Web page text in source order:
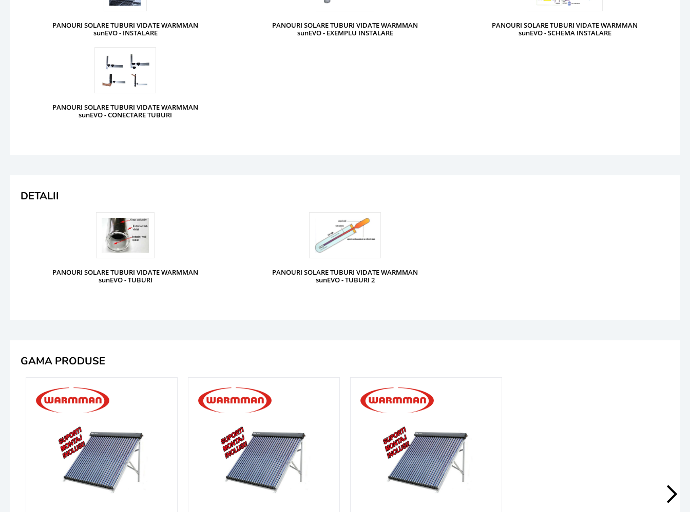
PANOURI SOLARE TUBURI VIDATE WARMMAN
sunEVO - INSTALARE
PANOURI SOLARE TUBURI VIDATE WARMMAN
sunEVO - EXEMPLU INSTALARE
PANOURI SOLARE TUBURI VIDATE WARMMAN
sunEVO - SCHEMA INSTALARE
PANOURI SOLARE TUBURI VIDATE WARMMAN
sunEVO - CONECTARE TUBURI
DETALII
PANOURI SOLARE TUBURI VIDATE WARMMAN
sunEVO - TUBURI
PANOURI SOLARE TUBURI VIDATE WARMMAN
sunEVO - TUBURI 2
GAMA PRODUSE